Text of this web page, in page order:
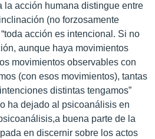
la acción humana distingue entre
(no forzosamente
acción es intencional. Si no
aunque haya movimientos
movimientos observables con
(con esos movimientos), tantas
distintas tengamos”
ha dejado al psicoanálisis en
buena parte de la
en discernir sobre los actos